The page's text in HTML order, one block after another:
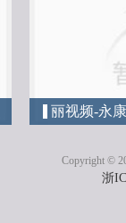
丽视频-永
Copyright ©
浙